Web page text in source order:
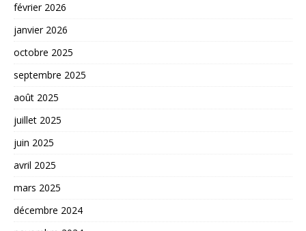
février 2026
janvier 2026
octobre 2025
septembre 2025
août 2025
juillet 2025
juin 2025
avril 2025
mars 2025
décembre 2024